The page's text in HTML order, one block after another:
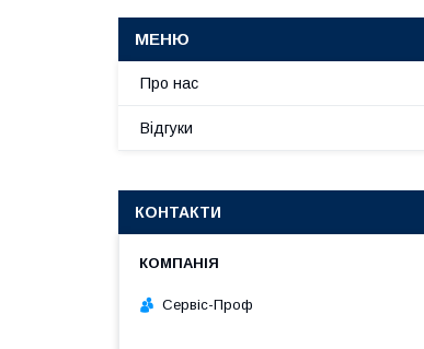
Про нас
Відгуки
КОНТАКТИ
Сервіс-Проф